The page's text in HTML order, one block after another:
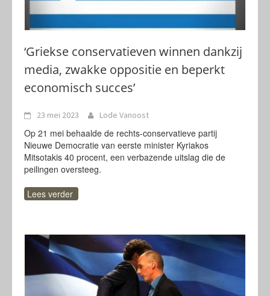
‘Griekse conservatieven winnen dankzij
media, zwakke oppositie en beperkt
economisch succes’
23 mei 2023 Lode Vanoost
Op 21 mei behaalde de rechts-conservatieve partij
Nieuwe Democratie van eerste minister Kyriakos
Mitsotakis 40 procent, een verbazende uitslag die de
peilingen oversteeg.
Lees verder